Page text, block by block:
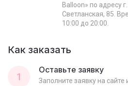
Balloon» по адресу
Светланская, 85.
10:00 до 20:00.
Как заказать
1
Оставьте заявку
Заполните заявку на сайте